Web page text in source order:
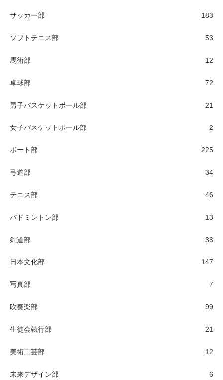
サッカー部 183
ソフトテニス部 53
馬術部 12
卓球部 72
男子バスケットボール部 21
女子バスケットボール部 2
ボート部 225
弓道部 34
テニス部 46
バドミントン部 13
剣道部 38
日本文化部 147
写真部 7
吹奏楽部 99
生徒会執行部 21
美術工芸部 12
未来デザイン部 6